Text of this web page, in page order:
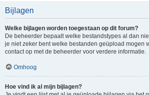
Bijlagen
Welke bijlagen worden toegestaan op dit forum?
De beheerder bepaalt welke bestandstypes al dan
je niet zeker bent welke bestanden geüpload mogen
contact op met de beheerder voor verdere informatie.
Omhoog
Hoe vind ik al mijn bijlagen?